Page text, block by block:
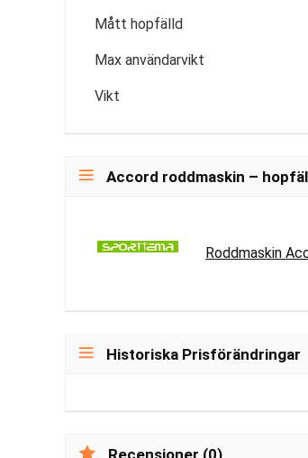
Mått hopfälld
Max användarvikt
Vikt
Accord roddmaskin –
Roddmaskin
Historiska Prisförändringar